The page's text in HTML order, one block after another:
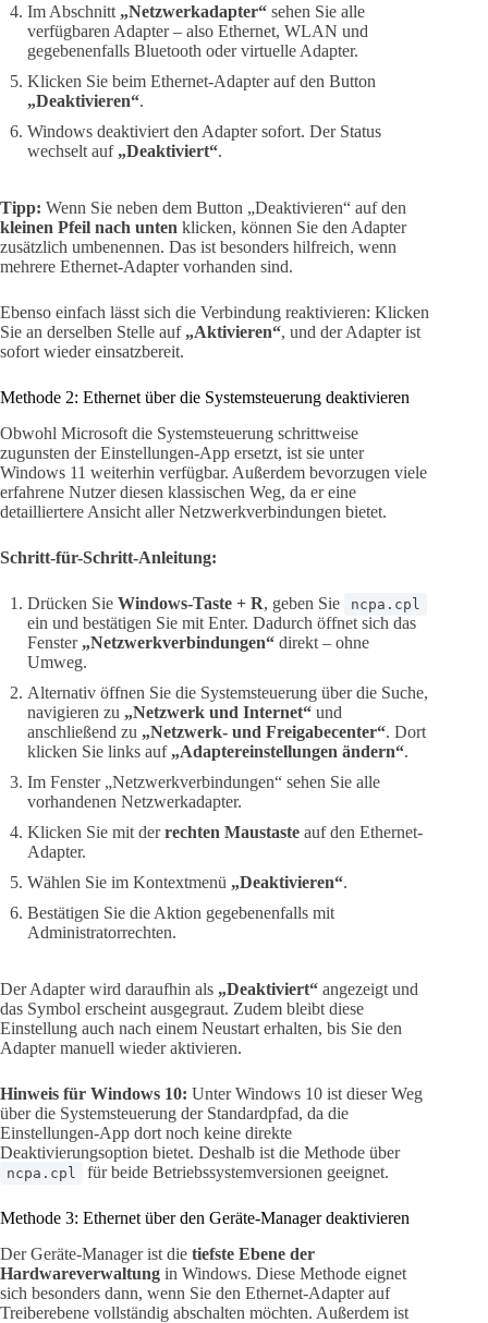
Im Abschnitt „Netzwerkadapter“ sehen Sie alle
verfügbaren Adapter – also Ethernet, WLAN und
gegebenenfalls Bluetooth oder virtuelle Adapter.
Klicken Sie beim Ethernet-Adapter auf den Button
„Deaktivieren“.
Windows deaktiviert den Adapter sofort. Der Status
wechselt auf „Deaktiviert“.
Tipp: Wenn Sie neben dem Button „Deaktivieren“ auf den
kleinen Pfeil nach unten klicken, können Sie den Adapter
zusätzlich umbenennen. Das ist besonders hilfreich, wenn
mehrere Ethernet-Adapter vorhanden sind.
Ebenso einfach lässt sich die Verbindung reaktivieren: Klicken
Sie an derselben Stelle auf „Aktivieren“, und der Adapter ist
sofort wieder einsatzbereit.
Methode 2: Ethernet über die Systemsteuerung deaktivieren
Obwohl Microsoft die Systemsteuerung schrittweise
zugunsten der Einstellungen-App ersetzt, ist sie unter
Windows 11 weiterhin verfügbar. Außerdem bevorzugen viele
erfahrene Nutzer diesen klassischen Weg, da er eine
detailliertere Ansicht aller Netzwerkverbindungen bietet.
Schritt-für-Schritt-Anleitung:
Drücken Sie Windows-Taste + R, geben Sie ncpa.cpl
ein und bestätigen Sie mit Enter. Dadurch öffnet sich das
Fenster „Netzwerkverbindungen“ direkt – ohne
Umweg.
Alternativ öffnen Sie die Systemsteuerung über die Suche,
navigieren zu „Netzwerk und Internet“ und
anschließend zu „Netzwerk- und Freigabecenter“. Dort
klicken Sie links auf „Adaptereinstellungen ändern“.
Im Fenster „Netzwerkverbindungen“ sehen Sie alle
vorhandenen Netzwerkadapter.
Klicken Sie mit derrechten Maustaste auf den Ethernet-
Adapter.
Wählen Sie im Kontextmenü „Deaktivieren“.
Bestätigen Sie die Aktion gegebenenfalls mit
Administratorrechten.
Der Adapter wird daraufhin als „Deaktiviert“ angezeigt und
das Symbol erscheint ausgegraut. Zudem bleibt diese
Einstellung auch nach einem Neustart erhalten, bis Sie den
Adapter manuell wieder aktivieren.
Hinweis für Windows 10: Unter Windows 10 ist dieser Weg
über die Systemsteuerung der Standardpfad, da die
Einstellungen-App dort noch keine direkte
Deaktivierungsoption bietet. Deshalb ist die Methode über
ncpa.cpl für beide Betriebssystemversionen geeignet.
Methode 3: Ethernet über den Geräte-Manager deaktivieren
Der Geräte-Manager ist die tiefste Ebene der
Hardwareverwaltung in Windows. Diese Methode eignet
sich besonders dann, wenn Sie den Ethernet-Adapter auf
Treiberebene vollständig abschalten möchten. Außerdem ist